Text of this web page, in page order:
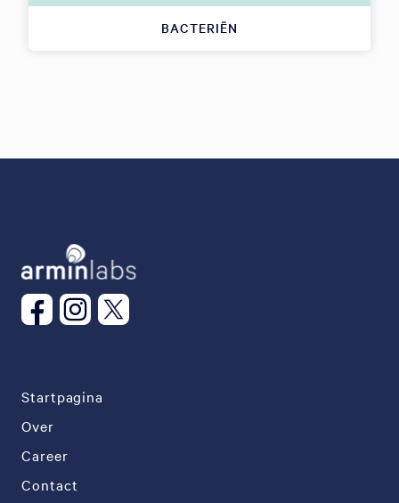
BACTERIËN
Startpagina
Over
Career
Contact